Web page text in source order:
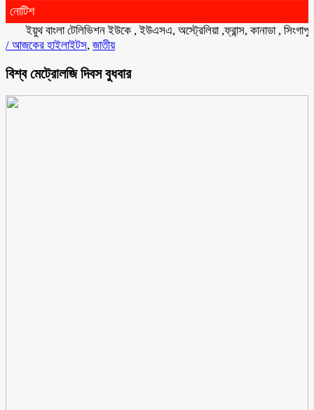
নোটিশ
বাংলা টেলিভিশন ইউকে , ইউএসএ, অস্ট্রেলিয়া ,ফ্রান্স, কানাডা , সিংগাপুর ,
/ আজকের হাইলাইটস, জাতীয়
বিশ্ব মেট্রোলজি দিবস বুধবার